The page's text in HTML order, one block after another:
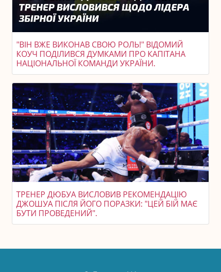
"ВІН ВЖЕ ВИКОНАВ СВОЮ РОЛЬ!" ВІДОМИЙ
КОУЧ ПОДІЛИВСЯ ДУМКАМИ ПРО КАПІТАНА
НАЦІОНАЛЬНОЇ КОМАНДИ УКРАЇНИ.
ТРЕНЕР ДЮБУА ВИСЛОВИВ РЕКОМЕНДАЦІЮ
ДЖОШУА ПІСЛЯ ЙОГО ПОРАЗКИ: "ЦЕЙ БІЙ МАЄ
БУТИ ПРОВЕДЕНИЙ".